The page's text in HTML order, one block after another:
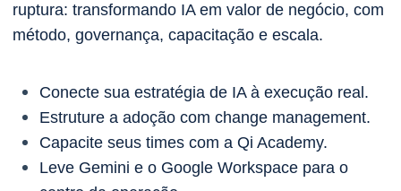
ruptura: transformando IA em valor de negócio, com
método, governança, capacitação e escala.
Conecte sua estratégia de IA à execução real.
Estruture a adoção com change management.
Capacite seus times com a Qi Academy.
Leve Gemini e o Google Workspace para o